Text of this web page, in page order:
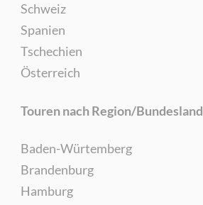
Schweiz
Spanien
Tschechien
Österreich
Touren nach Region/Bundesland
Baden-Würtemberg
Brandenburg
Hamburg